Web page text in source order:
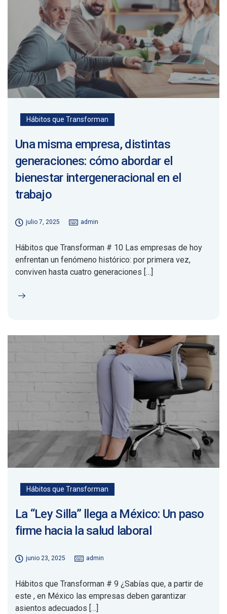
Hábitos que Transforman
Una misma empresa, distintas
generaciones: cómo abordar el
bienestar intergeneracional en el
trabajo
julio 7, 2025 admin
Hábitos que Transforman # 10 Las empresas de hoy
enfrentan un fenómeno histórico: por primera vez,
conviven hasta cuatro generaciones […]
Hábitos que Transforman
La “Ley Silla” llega a México: Un paso
firme hacia la salud laboral
junio 23, 2025 admin
Hábitos que Transforman # 9 ¿Sabías que, a partir de
este , en México las empresas deben garantizar
asientos adecuados […]